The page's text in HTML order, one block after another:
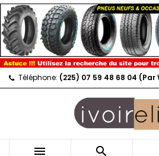
Téléphone: (225) 07 59 48 68 04
 